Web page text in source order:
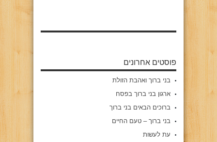
פוסטים אחרונים
בני ברוך ואהבת הזולת
ארגון בני ברוך בפסח
ברוכים הבאים בני ברוך
בני ברוך – טעם החיים
עת לעשות